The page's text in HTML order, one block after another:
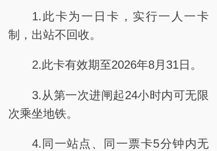
1.此卡为一日卡，实行一人一卡
制，出站不回收。
2.此卡有效期至2026年8月31日。
3.从第一次进闸起24小时内可无限
次乘坐地铁。
4.同一站点、同一票卡5分钟内无